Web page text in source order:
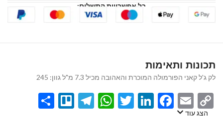
כל אפשרויות התשלום:
תכונות ותאימות
לק ג'ל קאני הפורמולה המוכרת והאהובה מכיל 7.3 מ"ל גוון: 245
Copy
Link
Email
Facebook
LinkedIn
Twitter
WhatsApp
Telegram
Trello
הצג עוד